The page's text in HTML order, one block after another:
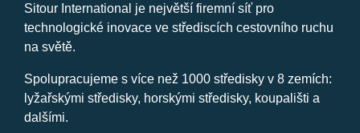
Sitour International je největší firemní síť pro
technologické inovace ve střediscích cestovního ruchu
na světě.
Spolupracujeme s více než 1000 středisky v 8 zemích:
lyžařskými středisky, horskými středisky, koupališti a
dalšími.